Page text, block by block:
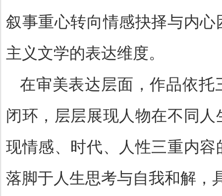
叙事重心转向情感抉择与内
主义文学的表达维度。
在审美表达层面，作品依托
闭环，层层展现人物在不同
现情感、时代、人性三重内
落脚于人生思考与自我和解，